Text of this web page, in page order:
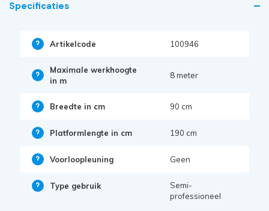
Specificaties
Artikelcode 100946
Maximale werkhoogte
in m
8 meter
Breedte in cm 90 cm
Platformlengte in cm 190 cm
Voorloopleuning Geen
Type gebruik
Semi-
professioneel